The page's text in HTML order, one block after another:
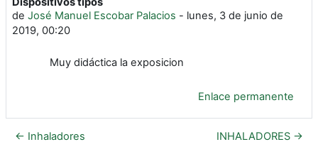
de José Manuel Escobar Palacios - lunes, 3 de junio de
2019, 00:20
Número de respuestas: 0
Muy didáctica la exposicion
Enlace permanente
← Inhaladores INHALADORES →